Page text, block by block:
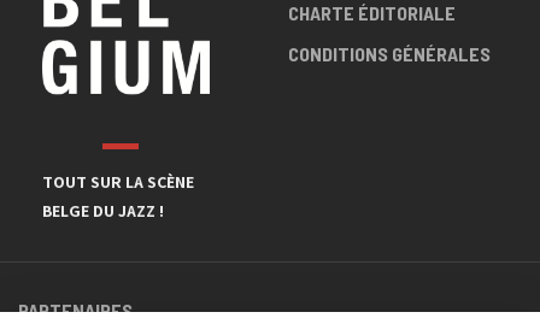
TOUT SUR LA SCÈNE
BELGE DU JAZZ !
CHARTE ÉDITORIALE
CONDITIONS GÉNÉRALES
PARTENAIRES